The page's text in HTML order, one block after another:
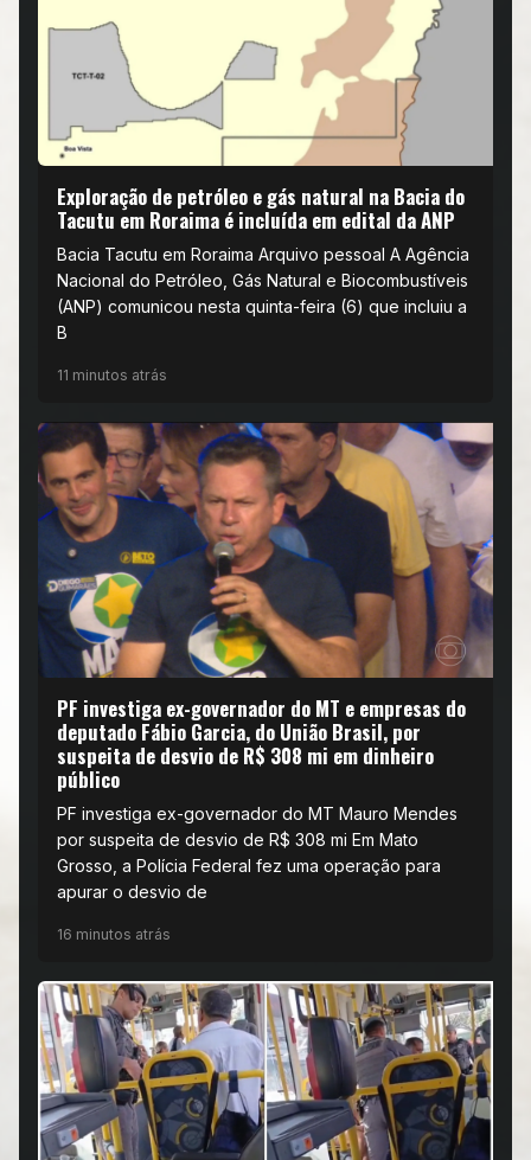
Exploração de petróleo e gás natural na Bacia do
Tacutu em Roraima é incluída em edital da ANP
Bacia Tacutu em Roraima Arquivo pessoal A Agência
Nacional do Petróleo, Gás Natural e Biocombustíveis
(ANP) comunicou nesta quinta-feira (6) que incluiu a
B
11 minutos atrás
PF investiga ex-governador do MT e empresas do
deputado Fábio Garcia, do União Brasil, por
suspeita de desvio de R$ 308 mi em dinheiro
público
PF investiga ex-governador do MT Mauro Mendes
por suspeita de desvio de R$ 308 mi Em Mato
Grosso, a Polícia Federal fez uma operação para
apurar o desvio de
16 minutos atrás